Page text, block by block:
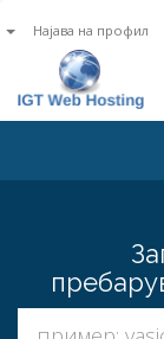
Најава на профил